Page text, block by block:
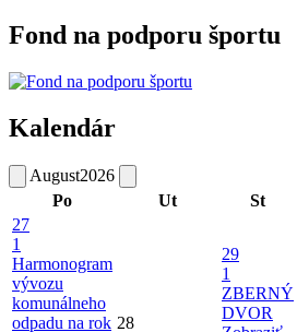
Fond na podporu športu
Kalendár
August2026
Po
Ut St
27
1
Harmonogram
vývozu
komunálneho
odpadu na rok 28
29
1
ZBERNÝ
DVOR